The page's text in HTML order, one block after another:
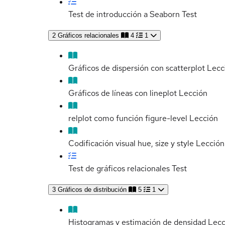
Test de introducción a Seaborn Test
2 Gráficos relacionales 4 1
Gráficos de dispersión con scatterplot
Gráficos de líneas con lineplot Lección
relplot como función figure-level Lección
Codificación visual hue, size y style Lección
Test de gráficos relacionalesTest
3 Gráficos de distribución 5 1
Histogramas y estimación de densidad